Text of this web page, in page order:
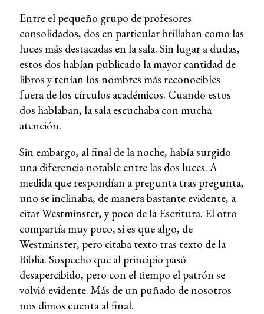
Entre el pequeño grupo de profesores
consolidados, dos en particular brillaban como las
luces más destacadas en la sala. Sin lugar a dudas,
estos dos habían publicado la mayor cantidad de
libros y tenían los nombres más reconocibles
fuera de los círculos académicos. Cuando estos
dos hablaban, la sala escuchaba con mucha
atención.
Sin embargo, al final de la noche, había surgido
una diferencia notable entre las dos luces. A
medida que respondían a pregunta tras pregunta,
uno se inclinaba, de manera bastante evidente, a
citar Westminster, y poco de la Escritura. El otro
compartía muy poco, si es que algo, de
Westminster, pero citaba texto tras texto de la
Biblia. Sospecho que al principio pasó
desapercibido, pero con el tiempo el patrón se
volvió evidente. Más de un puñado de nosotros
nos dimos cuenta al final.